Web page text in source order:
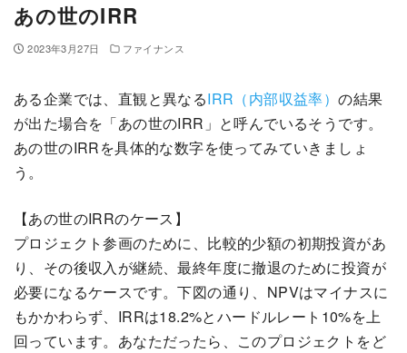
あの世のIRR
2023年3月27日 ファイナンス
ある企業では、直観と異なるIRR（内部収益率）の結果
が出た場合を「あの世のIRR」と呼んでいるそうです。
あの世のIRRを具体的な数字を使ってみていきましょ
う。
【あの世のIRRのケース】
プロジェクト参画のために、比較的少額の初期投資があ
り、その後収入が継続、最終年度に撤退のために投資が
必要になるケースです。下図の通り、NPVはマイナスに
もかかわらず、IRRは18.2%とハードルレート10%を上
回っています。あなただったら、このプロジェクトをど